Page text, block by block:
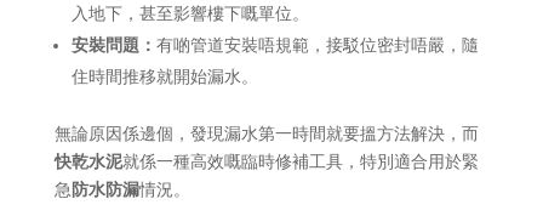
入地下，甚至影響樓下嘅單位。
安裝問題： 有啲管道安裝唔規範，接駁位密封唔嚴，隨
住時間推移就開始漏水。
無論原因係邊個，發現漏水第一時間就要搵方法解決，而
快乾水泥就係一種高效嘅臨時修補工具，特別適合用於緊
急 防水防漏情況。